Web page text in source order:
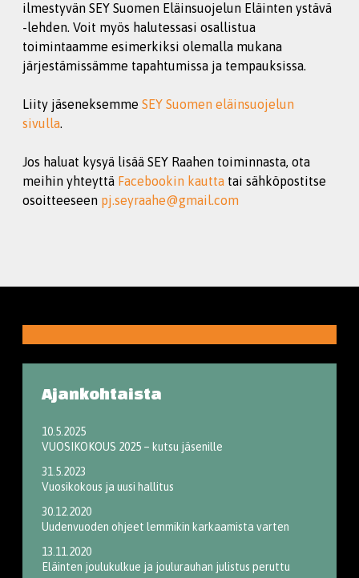
ilmestyvän SEY Suomen Eläinsuojelun Eläinten ystävä
-lehden. Voit myös halutessasi osallistua
toimintaamme esimerkiksi olemalla mukana
järjestämissämme tapahtumissa ja tempauksissa.
Liity jäseneksemme SEY Suomen eläinsuojelun
sivulla.
Jos haluat kysyä lisää SEY Raahen toiminnasta, ota
meihin yhteyttä Facebookin kautta tai sähköpostitse
osoitteeseen pj.seyraahe@gmail.com
Ajankohtaista
10.5.2025
VUOSIKOKOUS 2025 – kutsu jäsenille
31.5.2023
Vuosikokous ja uusi hallitus
30.12.2020
Uudenvuoden ohjeet lemmikin karkaamista varten
13.11.2020
Eläinten joulukulkue ja joulurauhan julistus peruttu